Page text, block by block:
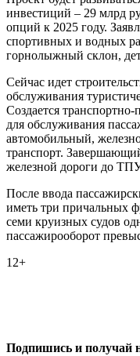
инвестиций – 29 млрд
опций к 2025 году.
спортивных и водных
горнолыжный склон,
Сейчас идет
обслуживания
Создается
для обслуживания
автомобильный,
транспорт.
железной дороги до
После ввода
иметь три причальных
семи круизных судов
пассажирооборот
12+
Подпишись и получай